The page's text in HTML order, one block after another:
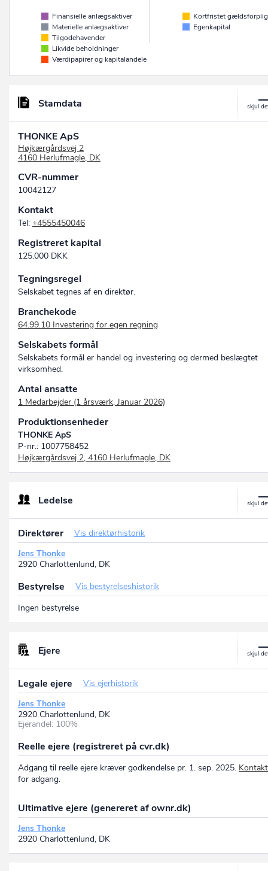
Finansielle anlægsaktiver
Materielle anlægsaktiver
Tilgodehavender
Likvide beholdninger
Værdipapirer og kapitalandele
Kortfristet
Egenkapital
Stamdata
THONKE ApS
Højkærgårdsvej 2
4160 Herlufmagle, DK
CVR-nummer
10042127
Kontakt
Tel: +4555450046
Registreret kapital
125.000 DKK
Tegningsregel
Selskabet tegnes af en direktør.
Branchekode
64.99.10 Investering for egen regning
Selskabets formål
Selskabets formål er handel og investering og dermed beslægtet
virksomhed.
Antal ansatte
1 Medarbejder (1 årsværk, Januar 2026)
Produktionsenheder
THONKE ApS
P-nr.: 1007758452
Højkærgårdsvej 2, 4160 Herlufmagle, DK
Ledelse
Direktører
Vis direktørhistorik
Jens Thonke
2920 Charlottenlund, DK
Bestyrelse
Vis bestyrelseshistorik
Ingen bestyrelse
Ejere
Legale ejere
Vis ejerhistorik
Jens Thonke
2920 Charlottenlund, DK
Ejerandel: 100%
Reelle ejere (registreret på cvr.dk)
Adgang til reelle ejere kræver godkendelse pr. 1. sep. 2025.
for adgang.
Ultimative ejere (genereret af ownr.dk)
Jens Thonke
2920 Charlottenlund, DK